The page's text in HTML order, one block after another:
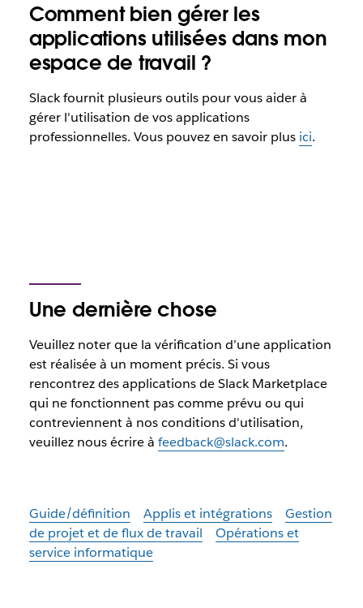
Comment bien gérer les
applications utilisées dans mon
espace de travail ?
Slack fournit plusieurs outils pour vous aider à
gérer l'utilisation de vos applications
professionnelles. Vous pouvez en savoir plus ici.
Une dernière chose
Veuillez noter que la vérification d’une application
est réalisée à un moment précis. Si vous
rencontrez des applications de Slack Marketplace
qui ne fonctionnent pas comme prévu ou qui
contreviennent à nos conditions d'utilisation,
veuillez nous écrire à feedback@slack.com.
Guide/définition Applis et intégrations
Gestion
de projet et de flux de travail
Opérations et
service informatique